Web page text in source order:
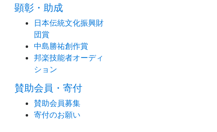
顕彰・助成
日本伝統文化振興財
団賞
中島勝祐創作賞
邦楽技能者オーディ
ション
賛助会員・寄付
賛助会員募集
寄付のお願い